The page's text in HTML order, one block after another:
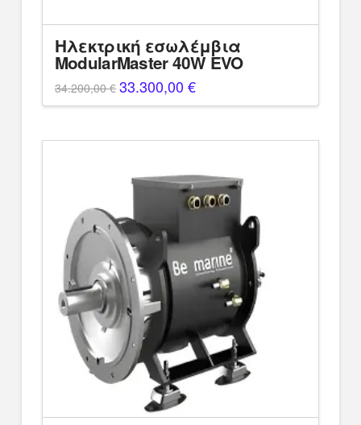
Ηλεκτρική εσωλέμβια
ModularMaster 40W EVO
34.200,00€ Original
price
was:
33.300,00€Η
τρέχουσα
τιμή